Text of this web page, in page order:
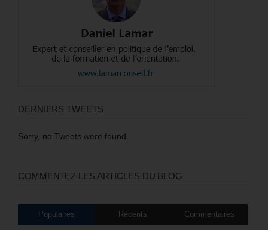
DERNIERS TWEETS
Sorry, no Tweets were found.
COMMENTEZ LES ARTICLES DU BLOG
Populaires Récents Commentaires